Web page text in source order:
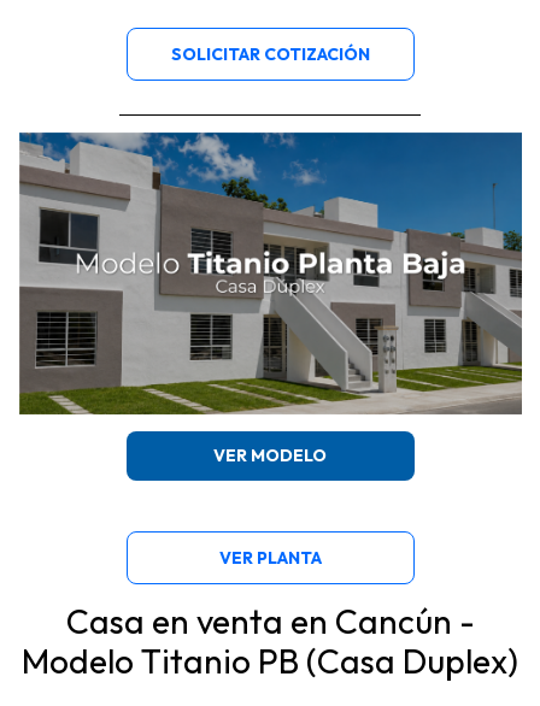
SOLICITAR COTIZACIÓN
VER MODELO
VER PLANTA
Casa en venta en Cancún -
Modelo Titanio PB (Casa Duplex)